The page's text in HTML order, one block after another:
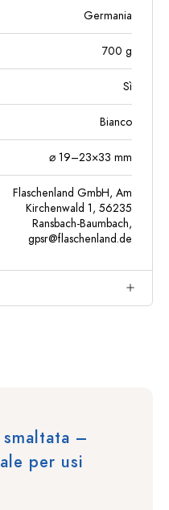
Germania
700 g
Sì
Bianco
⌀ 19–23×33 mm
Flaschenland GmbH, Am
Kirchenwald 1, 56235
Ransbach-Baumbach,
gpsr@flaschenland.de
–
per usi